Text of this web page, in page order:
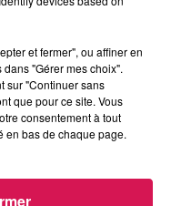
13h24
13h24
3 CAFES GOURMANDS
Nos Souvenirs
et fermer", ou affiner en
"Gérer mes choix".
sur "Continuer sans
que pour ce site. Vous
consentement à tout
en bas de chaque page.